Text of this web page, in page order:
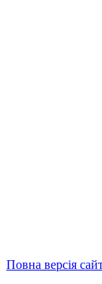
Повна версія